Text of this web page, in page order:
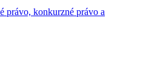
právo, konkurzné právo a